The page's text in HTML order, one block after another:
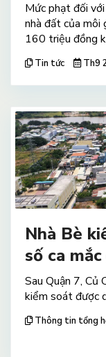
Mức phạt đối
nhà đất của
160 triệu đồng
Tin tức Th9
Nhà Bè
số ca
Sau Quận 7, Củ
kiểm soát được
Thông tin tổng